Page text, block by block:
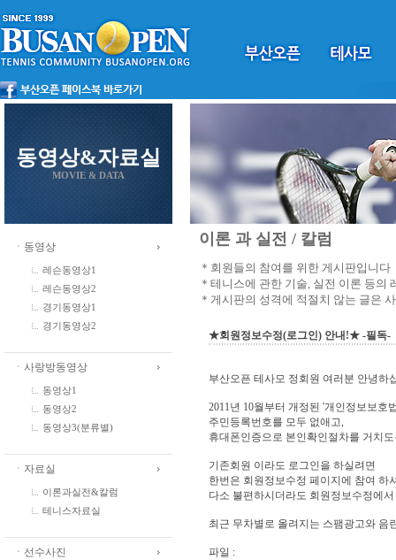
동영상&자료실
MOVIE & DATA
ㆍ동영상
레슨동영상1
레슨동영상2
경기동영상1
경기동영상2
ㆍ사랑방동영상
동영상1
동영상2
동영상3(분류별)
ㆍ자료실
이론과실전&칼럼
테니스자료실
ㆍ선수사진
이론 과 실전 / 칼럼
＊회원들의 참여를 위한 게시판입니다
＊테니스에 관한 기술, 실전 이론 등의
＊게시판의 성격에 적절치 않는 글은
★회원정보수정(로그인) 안내!★ -필독-
부산오픈 테사모 정회원 여러분 안녕하
2011년 10월부터 개정된 '개인정보보호
주민등록번호를 모두 없애고,
휴대폰인증으로 본인확인절차를 거치
기존회원 이라도 로그인을 하실려면
한번은 회원정보수정 페이지에 참여 하
다소 불편하시더라도 회원정보수정에
최근 무차별로 올려지는 스팸광고와 음
파일 :